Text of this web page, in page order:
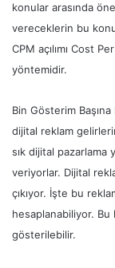
konular arasında
vereceklerin bu
CPM açılımı Cost
yöntemidir.
Bin Gösterim
dijital reklam
sık dijital
veriyorlar. Dijital
çıkıyor. İşte bu
hesaplanabiliyor.
gösterilebilir.